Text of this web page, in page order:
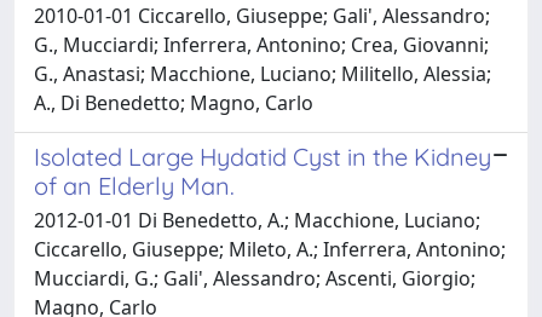
2010-01-01 Ciccarello, Giuseppe; Gali', Alessandro;
G., Mucciardi; Inferrera, Antonino; Crea, Giovanni;
G., Anastasi; Macchione, Luciano; Militello, Alessia;
A., Di Benedetto; Magno, Carlo
Isolated Large Hydatid Cyst in the Kidney
of an Elderly Man.
2012-01-01 Di Benedetto, A.; Macchione, Luciano;
Ciccarello, Giuseppe; Mileto, A.; Inferrera, Antonino;
Mucciardi, G.; Gali', Alessandro; Ascenti, Giorgio;
Magno, Carlo